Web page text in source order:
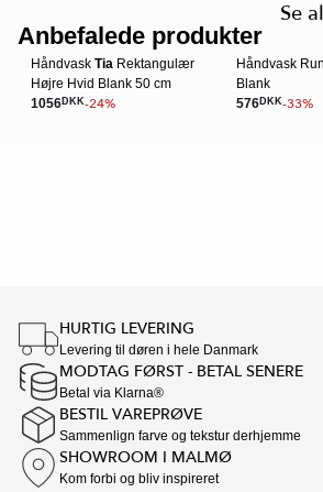
2
Se
Anbefalede produkter
Håndvask Tia Rektangulær
Højre Hvid Blank 50 cm
1056 DKK-24%
SPARA MER
Håndvask
Blank
576DKK-33%
HURTIG LEVERING
Levering til døren i hele Danmark
MODTAG FØRST - BETAL SENERE
Betal via Klarna®
BESTIL VAREPRØVE
Sammenlign farve og tekstur derhjemme
SHOWROOM I MALMØ
Kom forbi og bliv inspireret